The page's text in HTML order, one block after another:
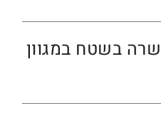
בשטח במגוון